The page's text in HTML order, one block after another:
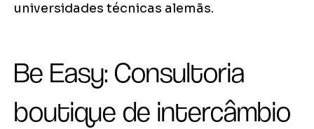
universidades técnicas alemãs.
Be Easy: Consultoria
boutique de intercâmbio